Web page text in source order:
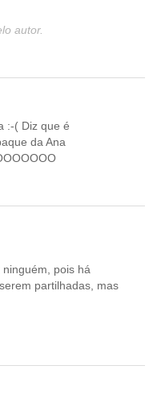
autor.
:-( Diz que é
da Ana
pois há
partilhadas, mas